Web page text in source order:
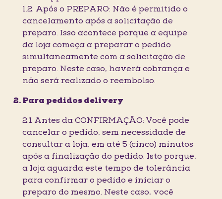
1.2. Após o PREPARO: Não é permitido o
cancelamento após a solicitação de
preparo. Isso acontece porque a equipe
da loja começa a preparar o pedido
simultaneamente com a solicitação de
preparo. Neste caso, haverá cobrança e
não será realizado o reembolso.
Para pedidos delivery
2.1 Antes da CONFIRMAÇÃO: Você pode
cancelar o pedido, sem necessidade de
consultar a loja, em até 5 (cinco) minutos
após a finalização do pedido. Isto porque,
a loja aguarda este tempo de tolerância
para confirmar o pedido e iniciar o
preparo do mesmo. Neste caso, você